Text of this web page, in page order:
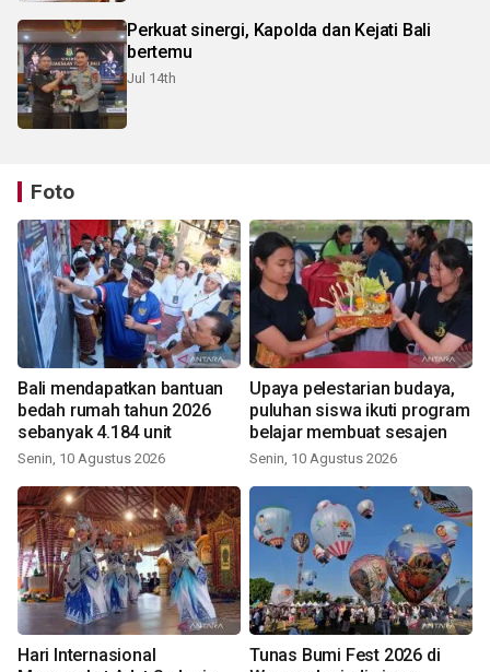
Perkuat sinergi, Kapolda dan Kejati Bali
bertemu
Jul 14th
Foto
Bali mendapatkan bantuan
bedah rumah tahun 2026
sebanyak 4.184 unit
Senin, 10 Agustus 2026
Upaya pelestarian budaya,
puluhan siswa ikuti program
belajar membuat sesajen
Senin, 10 Agustus 2026
Hari Internasional
Tunas Bumi Fest 2026 di